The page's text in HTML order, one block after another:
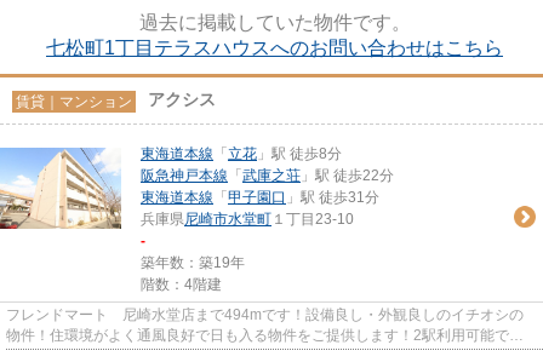
過去に掲載していた物件です。
七松町1丁目テラスハウスへのお問い合わせはこちら
賃貸｜マンション アクシス
東海道本線 「 立花 」駅 徒歩8分
阪急神戸本線 「 武庫之荘 」駅 徒歩22分
東海道本線 「 甲子園口 」駅 徒歩31分
兵庫県尼崎市水堂町 １丁目23-10
-
築年数：築19年
階数：4階建
フレンドマート 尼崎水堂店まで494mです！設備良し・外観良しのイチオシの
物件！住環境がよく通風良好で日も入る物件をご提供します！2駅利用可能で利